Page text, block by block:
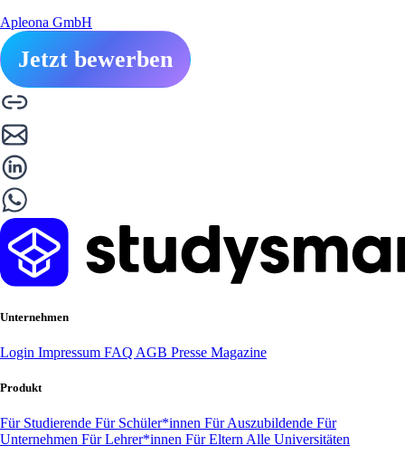
Apleona GmbH
Jetzt bewerben
Unternehmen
Login Impressum FAQ AGB Presse Magazine
Produkt
Für Studierende Für Schüler*innen Für Auszubildende Für
Unternehmen Für Lehrer*innen Für Eltern Alle Universitäten